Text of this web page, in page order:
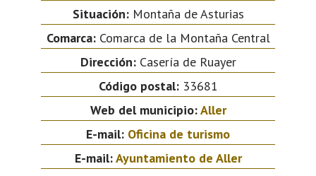
Situación:Montaña de Asturias
Comarca:Comarca de la Montaña Central
Dirección:Casería de Ruayer
Código postal:33681
Web del municipio:Aller
E-mail: Oficina de turismo
E-mail:Ayuntamiento de Aller